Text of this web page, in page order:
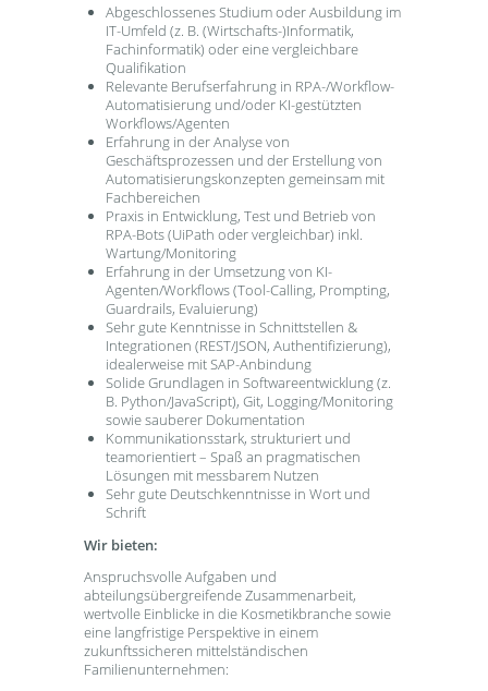
Abgeschlossenes Studium oder Ausbildung im
IT-Umfeld (z. B. (Wirtschafts-)Informatik,
Fachinformatik) oder eine vergleichbare
Qualifikation
Relevante Berufserfahrung in RPA-/Workflow-
Automatisierung und/oder KI-gestützten
Workflows/Agenten
Erfahrung in der Analyse von
Geschäftsprozessen und der Erstellung von
Automatisierungskonzepten gemeinsam mit
Fachbereichen
Praxis in Entwicklung, Test und Betrieb von
RPA-Bots (UiPath oder vergleichbar) inkl.
Wartung/Monitoring
Erfahrung in der Umsetzung von KI-
Agenten/Workflows (Tool-Calling, Prompting,
Guardrails, Evaluierung)
Sehr gute Kenntnisse in Schnittstellen &
Integrationen (REST/JSON, Authentifizierung),
idealerweise mit SAP-Anbindung
Solide Grundlagen in Softwareentwicklung (z.
B. Python/JavaScript), Git, Logging/Monitoring
sowie sauberer Dokumentation
Kommunikationsstark, strukturiert und
teamorientiert – Spaß an pragmatischen
Lösungen mit messbarem Nutzen
Sehr gute Deutschkenntnisse in Wort und
Schrift
Wir bieten:
Anspruchsvolle Aufgaben und
abteilungsübergreifende Zusammenarbeit,
wertvolle Einblicke in die Kosmetikbranche sowie
eine langfristige Perspektive in einem
zukunftssicheren mittelständischen
Familienunternehmen: